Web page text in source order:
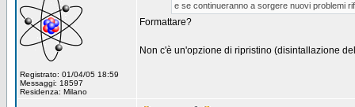
Registrato: 01/04/05 18:59
Messaggi: 18597
Residenza: Milano
e se continueranno a sorgere nuovi problemi
Formattare?
Non c'è un'opzione di ripristino (disintallazione